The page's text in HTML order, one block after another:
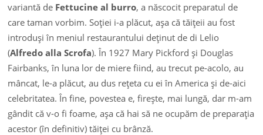
variantă de Fettucine al burro, a născocit preparatul de
care taman vorbim. Soţiei i-a plăcut, aşa că tăiţeii au fost
introduşi în meniul restaurantului deţinut de di Lelio
(Alfredo alla Scrofa). În 1927 Mary Pickford şi Douglas
Fairbanks, în luna lor de miere fiind, au trecut pe-acolo, au
mâncat, le-a plăcut, au dus reţeta cu ei în America şi de-aici
celebritatea. În fine, povestea e, fireşte, mai lungă, dar m-am
gândit că v-o fi foame, aşa că hai să ne ocupăm de preparaţia
acestor (în definitiv) tăiţei cu brânză.